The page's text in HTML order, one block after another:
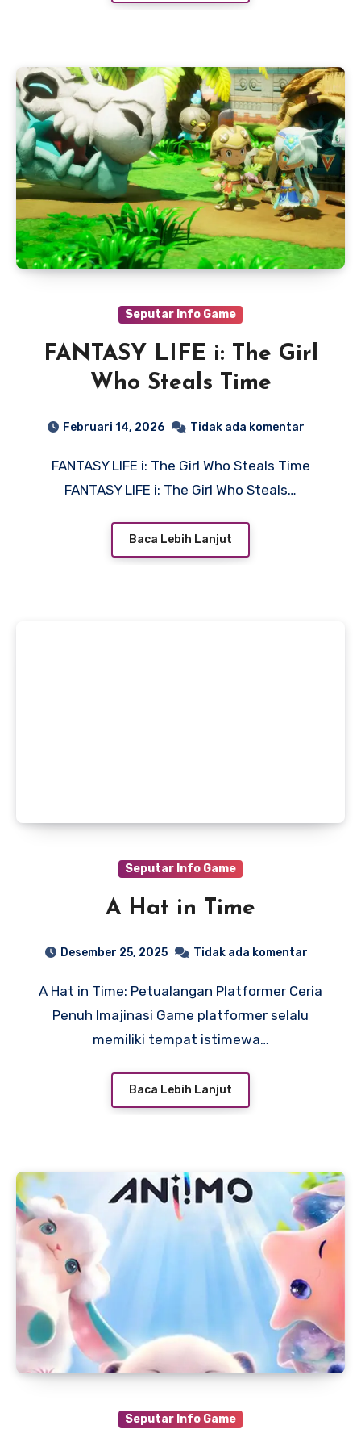
Seputar Info Game
FANTASY LIFE i: The Girl
Who Steals Time
Februari 14, 2026 Tidak ada komentar
FANTASY LIFE i: The Girl Who Steals Time
FANTASY LIFE i: The Girl Who Steals…
Baca Lebih Lanjut
Seputar Info Game
A Hat in Time
Desember 25, 2025 Tidak ada komentar
A Hat in Time: Petualangan Platformer Ceria
Penuh Imajinasi Game platformer selalu
memiliki tempat istimewa…
Baca Lebih Lanjut
Seputar Info Game